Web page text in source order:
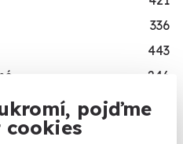
pojďme
336
443
246
muže